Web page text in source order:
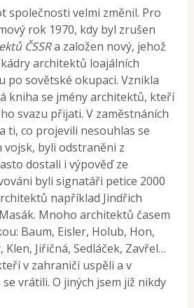
společnosti velmi změnil. Pro
rok 1970, kdy byl zrušen
ČSSRa založen nový, jehož
architektů loajálních
po sovětské okupaci. Vznikla
kniha se jmény architektů, kteří
svazu přijati. V zaměstnáních
ti, co projevili nesouhlas se
vojsk, byli odstraněni z
dostali i výpověď ze
byli signatáři petice 2000
například Jindřich
Mnoho architektů časem
Baum, Eisler, Holub, Hon,
Klen, Jiřičná, Sedláček, Zavřel…
v zahraničí uspěli a v
vrátili. O jiných jsem již nikdy